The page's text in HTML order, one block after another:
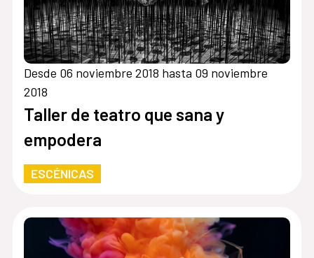
Desde 06 noviembre 2018 hasta 09 noviembre
2018
Taller de teatro que sana y
empodera
ESCÉNICAS